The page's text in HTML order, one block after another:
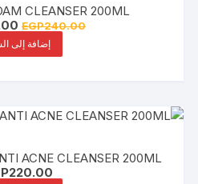
CLEANSER 200ML
EGP240.00
هو:إضافة إلى
ACNE CLEANSER 200ML
220.00